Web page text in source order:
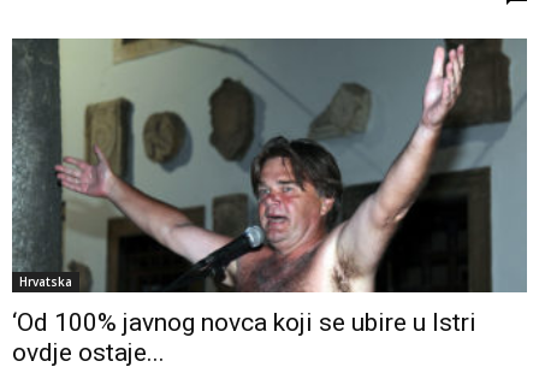
Hrvatska
‘Od 100% javnog novca koji se ubire u Istri
ovdje ostaje...